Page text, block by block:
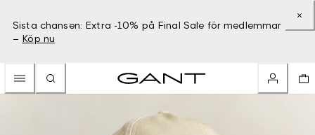
Sista chansen: Extra -10% på Final Sale för medlemmar
– Köp nu